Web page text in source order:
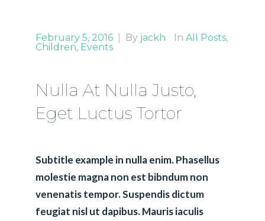
February 5, 2016 By jackh In All Posts,
Children, Events
Nulla At Nulla Justo,
Eget Luctus Tortor
Subtitle example in nulla enim. Phasellus
molestie magna non est bibndum non
venenatis tempor. Suspendis dictum
feugiat nisl ut dapibus. Mauris iaculis